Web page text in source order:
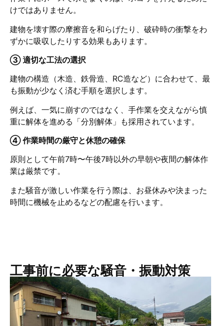
けではありません。
建物を壊す際の摩擦音を和らげたり、破砕時の衝撃をわ
ずかに吸収したりする効果もあります。
③ 適切な工法の選択
建物の構造（木造、鉄骨造、RC造など）に合わせて、最
も振動が少なく済む手順を選択します。
例えば、一気に崩すのではなく、手作業を交えながら慎
重に解体を進める「分別解体」も採用されています。
④ 作業時間の厳守と休憩の確保
原則として午前7時〜午後7時以外の早朝や夜間の解体作
業は厳禁です。
また騒音が激しい作業を行う際は、お昼休みや決まった
時間に機械を止めるなどの配慮を行います。
工事前に必要な騒音・振動対策